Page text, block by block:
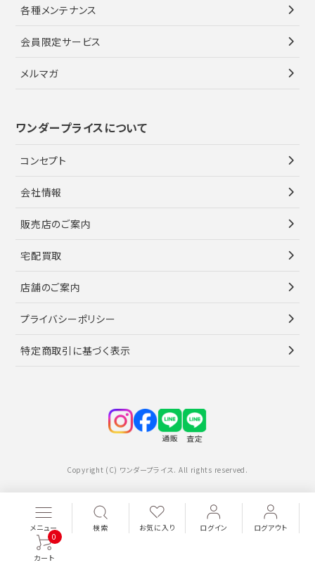
メニュー 検索 お気に入り ログイン ログアウト
カート
0
各種メンテナンス
会員限定サービス
メルマガ
ワンダープライスについて
コンセプト
会社情報
販売店のご案内
宅配買取
店舗のご案内
プライバシーポリシー
特定商取引に基づく表示
Copyright (C) ワンダープライス. All rights reserved.